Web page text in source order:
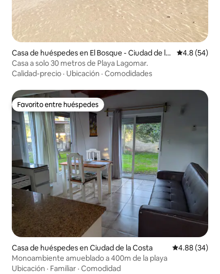
Casa de huéspedes en El Bosque - Ciudad de la
Costa
Calificación
4.8 (54)
Casa a solo 30 metros de Playa Lagomar.
Calidad-precio · Ubicación · Comodidades
Favorito entre huéspedes
Favorito entre huéspedes
Casa de huéspedes en Ciudad de la Costa Calificación
4.88 (34)
Monoambiente amueblado a 400m de la playa
Ubicación · Familiar · Comodidad